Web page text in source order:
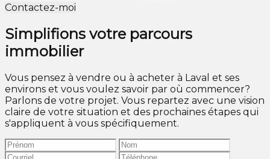
Contactez-moi
Simplifions votre parcours
immobilier
Vous pensez à vendre ou à acheter à Laval et ses
environs et vous voulez savoir par où commencer?
Parlons de votre projet. Vous repartez avec une vision
claire de votre situation et des prochaines étapes qui
s'appliquent à vous spécifiquement.